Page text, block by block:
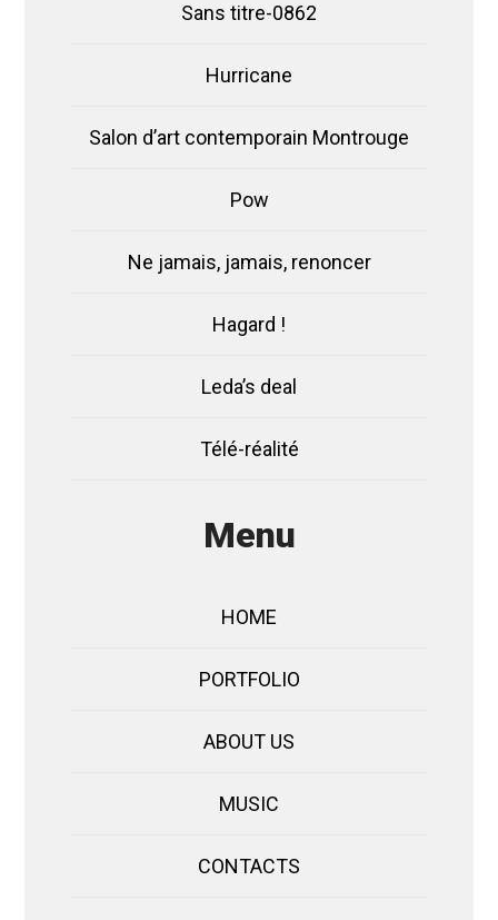
Sans titre-0862
Hurricane
Salon d’art contemporain Montrouge
Pow
Ne jamais, jamais, renoncer
Hagard !
Leda’s deal
Télé-réalité
Menu
HOME
PORTFOLIO
ABOUT US
MUSIC
CONTACTS